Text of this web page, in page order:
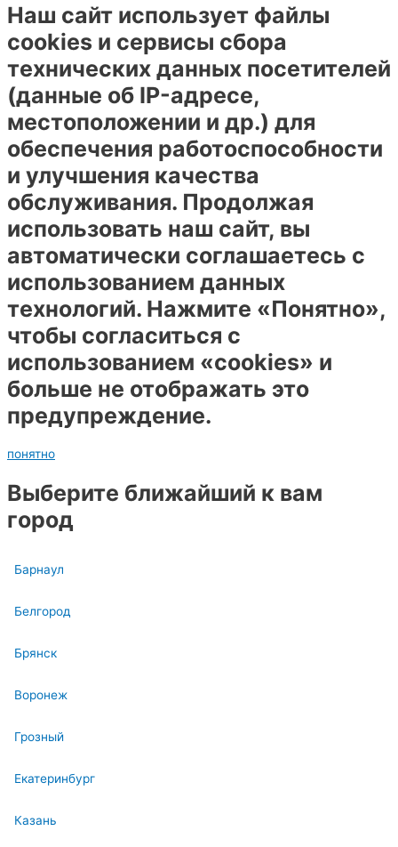
Наш сайт использует файлы
cookies и сервисы сбора
технических данных посетителей
(данные об IP-адресе,
местоположении и др.) для
обеспечения работоспособности
и улучшения качества
обслуживания. Продолжая
использовать наш сайт, вы
автоматически соглашаетесь с
использованием данных
технологий. Нажмите «Понятно»,
чтобы согласиться с
использованием «cookies» и
больше не отображать это
предупреждение.
понятно
Выберите ближайший к вам
город
Барнаул
Белгород
Брянск
Воронеж
Грозный
Екатеринбург
Казань